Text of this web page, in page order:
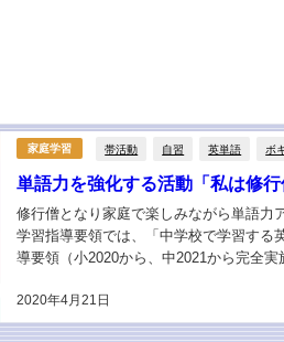
家庭学習 帯活動 自習 英単語 ボ
単語力を強化する活動「私は修行
2020年4月21日
修行僧となり家庭で楽しみながら単語力
学習指導要領では、「中学校で学習する
導要領（小2020から、中2021から完全